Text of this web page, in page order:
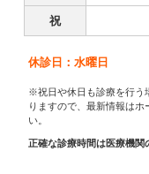
祝
休診日：水曜日
※祝日や休日も診療を行う
りますので、最新情報は
い。
正確な診療時間は医療機関